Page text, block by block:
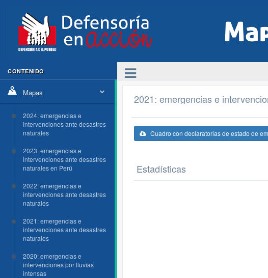
CONTENIDO
Mapas
2024: emergencias e
intervenciones ante desastres
naturales
2023: emergencias e
intervenciones ante desastres
naturales en Perú
2022: emergencias e
intervenciones ante desastres
naturales
2021: emergencias e
intervenciones ante desastres
naturales
2020: emergencias e
intervenciones por lluvias
intensas
2021: emergencias e
Cuadro con declaratorias de estado de
Estadísticas